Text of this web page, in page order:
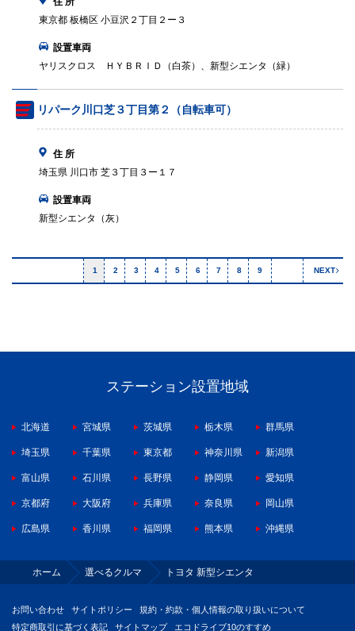
東京都 板橋区 小豆沢２丁目２ー３
設置車両
ヤリスクロス ＨＹＢＲＩＤ（白茶）、新型シエンタ（緑）
リパーク川口芝３丁目第２（自転車可）
住 所
埼玉県 川口市 芝３丁目３ー１７
設置車両
新型シエンタ（灰）
1 2 3 4 5 6 7 8 9 NEXT
ステーション設置地域
北海道 宮城県 茨城県 栃木県 群馬県
埼玉県 千葉県 東京都 神奈川県 新潟県
富山県 石川県 長野県 静岡県 愛知県
京都府 大阪府 兵庫県 奈良県 岡山県
広島県 香川県 福岡県 熊本県 沖縄県
ホーム 選べるクルマ トヨタ 新型シエンタ
お問い合わせ サイトポリシー
規約・約款・個人情報の取り扱いについて
特定商取引に基づく表記
サイトマップ エコドライブ10のすすめ